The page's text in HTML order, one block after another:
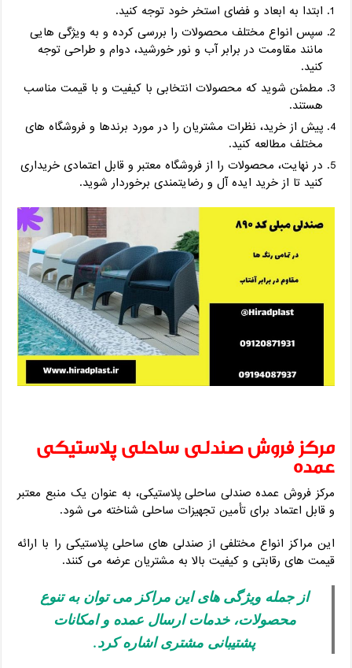
ابتدا به ابعاد و فضای استخر خود توجه کنید.
سپس انواع مختلف محصولات را بررسی کرده و به ویژگی‌ هایی
مانند مقاومت در برابر آب و نور خورشید، دوام و طراحی توجه
کنید.
مطمئن شوید که محصولات انتخابی با کیفیت و با قیمت مناسب
هستند.
پیش از خرید، نظرات مشتریان را در مورد برندها و فروشگاه‌ های
مختلف مطالعه کنید.
در نهایت، محصولات را از فروشگاه معتبر و قابل اعتمادی خریداری
کنید تا از خرید ایده‌ آل و رضایتمندی برخوردار شوید.
مرکز فروش صندلی ساحلی پلاستیکی
عمده
مرکز فروش عمده صندلی ساحلی پلاستیکی، به عنوان یک منبع معتبر
و قابل اعتماد برای تأمین تجهیزات ساحلی شناخته می‌ شود.
این مراکز انواع مختلفی از صندلی‌ های ساحلی پلاستیکی را با ارائه
قیمت‌ های رقابتی و کیفیت بالا به مشتریان عرضه می‌ کنند.
از جمله ویژگی‌ های این مراکز می‌ توان به تنوع
محصولات، خدمات ارسال عمده و امکانات
پشتیبانی مشتری اشاره کرد.